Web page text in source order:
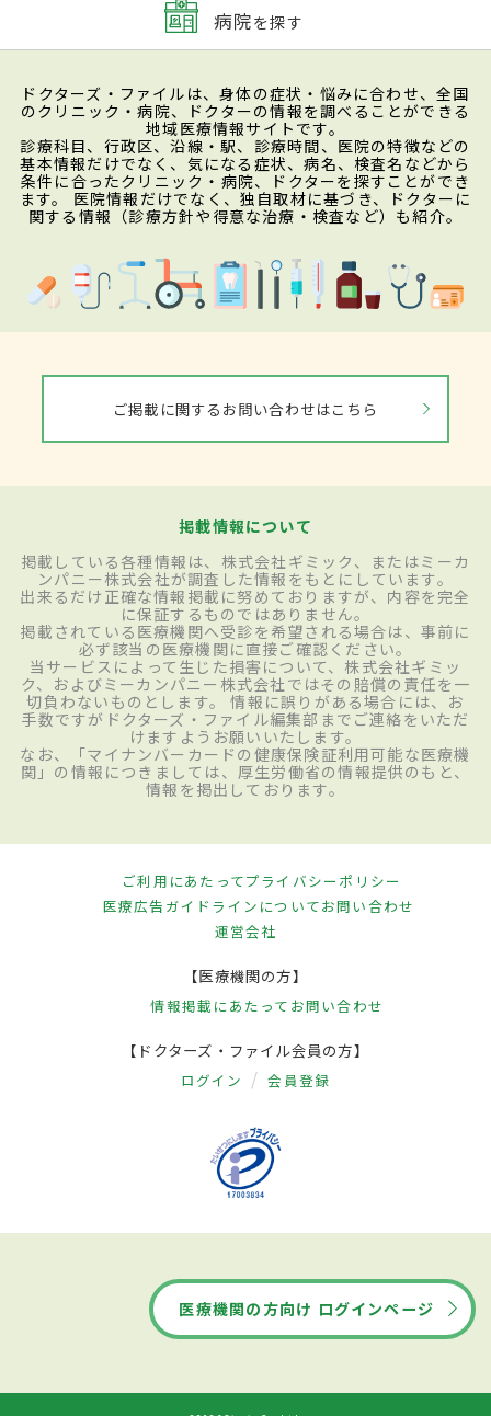
病院を探す
ドクターズ・ファイルは、身体の症状・悩みに合わせ、全国
のクリニック・病院、ドクターの情報を調べることができる
地域医療情報サイトです。
診療科目、行政区、沿線・駅、診療時間、医院の特徴などの
基本情報だけでなく、気になる症状、病名、検査名などから
条件に合ったクリニック・病院、ドクターを探すことができ
ます。 医院情報だけでなく、独自取材に基づき、ドクターに
関する情報（診療方針や得意な治療・検査など）も紹介。
ご掲載に関するお問い合わせはこちら
掲載情報について
掲載している各種情報は、株式会社ギミック、またはミーカ
ンパニー株式会社が調査した情報をもとにしています。
出来るだけ正確な情報掲載に努めておりますが、内容を完全
に保証するものではありません。
掲載されている医療機関へ受診を希望される場合は、事前に
必ず該当の医療機関に直接ご確認ください。
当サービスによって生じた損害について、株式会社ギミッ
ク、およびミーカンパニー株式会社ではその賠償の責任を一
切負わないものとします。 情報に誤りがある場合には、お
手数ですがドクターズ・ファイル編集部までご連絡をいただ
けますようお願いいたします。
なお、「マイナンバーカードの健康保険証利用可能な医療機
関」の情報につきましては、厚生労働省の情報提供のもと、
情報を掲出しております。
ご利用にあたってプライバシーポリシー
医療広告ガイドラインについてお問い合わせ
運営会社
【医療機関の方】
情報掲載にあたって お問い合わせ
【ドクターズ・ファイル会員の方】
ログイン 会員登録
医療機関の方向け ログインページ